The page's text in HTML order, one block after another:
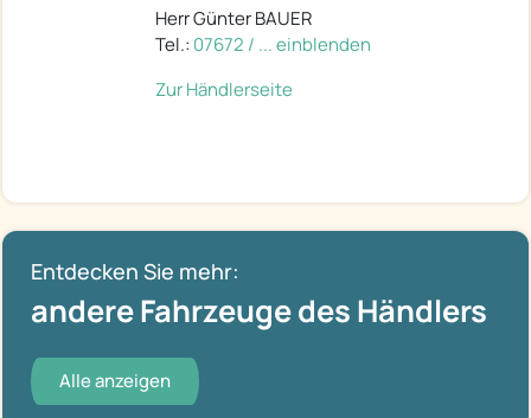
Herr Günter BAUER
Tel.: 07672 / ... einblenden
Zur Händlerseite
Entdecken Sie mehr:
andere Fahrzeuge des Händlers
Alle anzeigen